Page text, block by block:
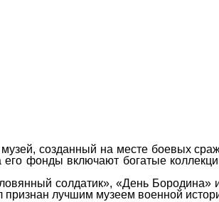
созданный на месте боевых
фонды включают богатые
солдатик», «День Бородина»
лучшим музеем военной